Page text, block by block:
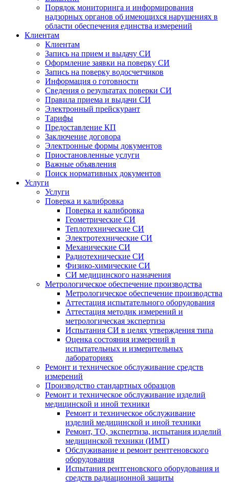
Порядок мониторинга и информирования
надзорных органов об имеющихся нарушениях в
области обеспечения единства измерений
Клиентам
Клиентам
Запись на прием и выдачу СИ
Оформление заявки на поверку СИ
Запись на поверку водосчетчиков
Информация о готовности
Сведения о результатах поверки СИ
Правила приема и выдачи СИ
Электронный прейскурант
Тарифы
Предоставление КП
Заключение договора
Электронные формы документов
Приостановленные услуги
Важные объявления
Поиск нормативных документов
Услуги
Услуги
Поверка и калибровка
Поверка и калибровка
Геометрические СИ
Теплотехнические СИ
Электротехнические СИ
Механические СИ
Радиотехнические СИ
Физико-химические СИ
СИ медицинского назначения
Метрологическое обеспечение производства
Метрологическое обеспечение производства
Аттестация испытательного оборудования
Аттестация методик измерений и
метрологическая экспертиза
Испытания СИ в целях утверждения типа
Оценка состояния измерений в
испытательных и измерительных
лабораториях
Ремонт и техническое обслуживание средств
измерений
Производство стандартных образцов
Ремонт и техническое обслуживание изделий
медицинской и иной техники
Ремонт и техническое обслуживание
изделий медицинской и иной техники
Ремонт, ТО, экспертиза, испытания изделий
медицинской техники (ИМТ)
Обслуживание и ремонт рентгеновского
оборудования
Испытания рентгеновского оборудования и
средств радиационной защиты